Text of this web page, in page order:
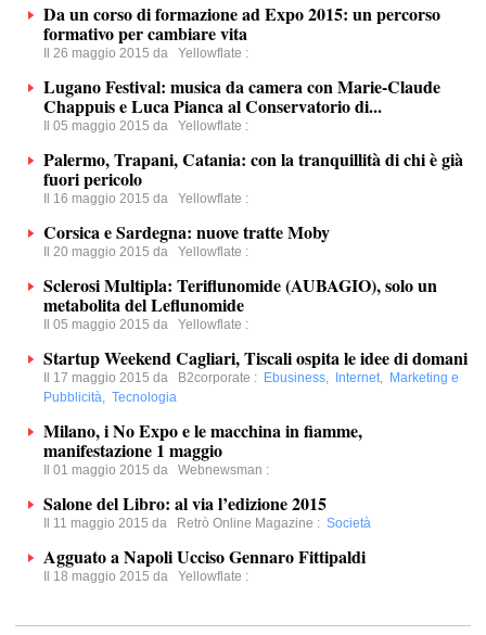
Da un corso di formazione ad Expo 2015: un percorso
formativo per cambiare vita
Il 26 maggio 2015 da Yellowflate :
Lugano Festival: musica da camera con Marie-Claude
Chappuis e Luca Pianca al Conservatorio di...
Il 05 maggio 2015 da Yellowflate :
Palermo, Trapani, Catania: con la tranquillità di chi è già
fuori pericolo
Il 16 maggio 2015 da Yellowflate :
Corsica e Sardegna: nuove tratte Moby
Il 20 maggio 2015 da Yellowflate :
Sclerosi Multipla: Teriflunomide (AUBAGIO), solo un
metabolita del Leflunomide
Il 05 maggio 2015 da Yellowflate :
Startup Weekend Cagliari, Tiscali ospita le idee di domani
Il 17 maggio 2015 da B2corporate : Ebusiness, Internet, Marketing e
Pubblicità, Tecnologia
Milano, i No Expo e le macchina in fiamme,
manifestazione 1 maggio
Il 01 maggio 2015 da Webnewsman :
Salone del Libro: al via l’edizione 2015
Il 11 maggio 2015 da Retrò Online Magazine : Società
Agguato a Napoli Ucciso Gennaro Fittipaldi
Il 18 maggio 2015 da Yellowflate :